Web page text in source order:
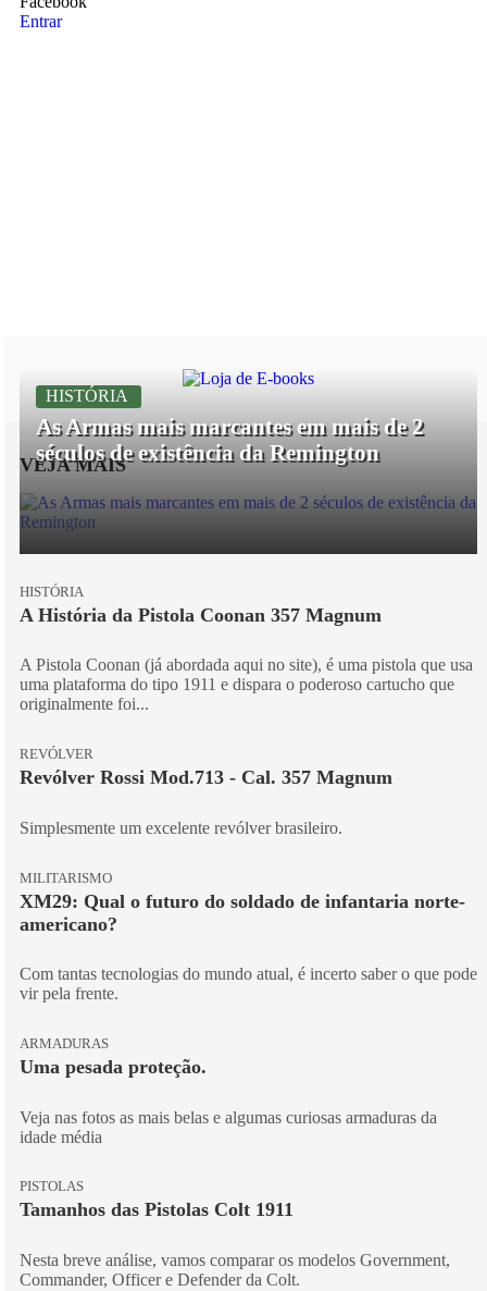
Entrar
VEJA MAIS
HISTÓRIA
As Armas mais marcantes em mais de 2
séculos de existência da Remington
HISTÓRIA
A História da Pistola Coonan 357 Magnum
A Pistola Coonan (já abordada aqui no site), é uma pistola que usa
uma plataforma do tipo 1911 e dispara o poderoso cartucho que
originalmente foi...
REVÓLVER
Revólver Rossi Mod.713 - Cal. 357 Magnum
Simplesmente um excelente revólver brasileiro.
MILITARISMO
XM29: Qual o futuro do soldado de infantaria norte-
americano?
Com tantas tecnologias do mundo atual, é incerto saber o que pode
vir pela frente.
ARMADURAS
Uma pesada proteção.
Veja nas fotos as mais belas e algumas curiosas armaduras da
idade média
PISTOLAS
Tamanhos das Pistolas Colt 1911
Nesta breve análise, vamos comparar os modelos Government,
Commander, Officer e Defender da Colt.